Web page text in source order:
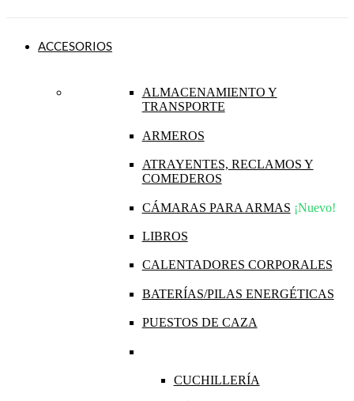
ACCESORIOS
ALMACENAMIENTO Y
TRANSPORTE
ARMEROS
ATRAYENTES, RECLAMOS Y
COMEDEROS
CÁMARAS PARA ARMAS ¡Nuevo!
LIBROS
CALENTADORES CORPORALES
BATERÍAS/PILAS ENERGÉTICAS
PUESTOS DE CAZA
CUCHILLERÍA